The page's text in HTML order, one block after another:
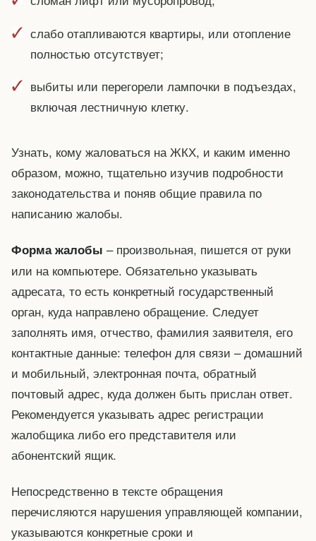
слабо отапливаются квартиры, или отопление
полностью отсутствует;
выбиты или перегорели лампочки в подъездах,
включая лестничную клетку.
Узнать, кому жаловаться на ЖКХ, и каким именно
образом, можно, тщательно изучив подробности
законодательства и поняв общие правила по
написанию жалобы.
Форма жалобы – произвольная, пишется от руки
или на компьютере. Обязательно указывать
адресата, то есть конкретный государственный
орган, куда направлено обращение. Следует
заполнять имя, отчество, фамилия заявителя, его
контактные данные: телефон для связи – домашний
и мобильный, электронная почта, обратный
почтовый адрес, куда должен быть прислан ответ.
Рекомендуется указывать адрес регистрации
жалобщика либо его представителя или
абонентский ящик.
Непосредственно в тексте обращения
перечисляются нарушения управляющей компании,
указываются конкретные сроки и